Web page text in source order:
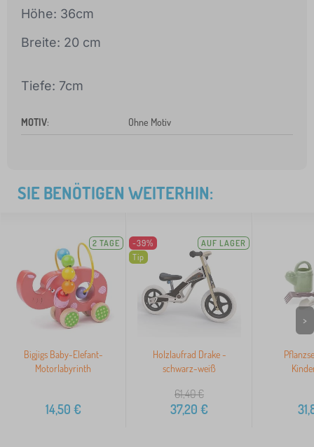
Höhe: 36cm
Breite: 20 cm
Tiefe: 7cm
MOTIV: Ohne Motiv
SIE BENÖTIGEN WEITERHIN:
2 TAGE
Bigjigs Baby-Elefant-
Motorlabyrinth
14,50 €
-39%
Tip
AUF LAGER
Holzlaufrad Drake -
schwarz-weiß
61,40€
37,20 €
>